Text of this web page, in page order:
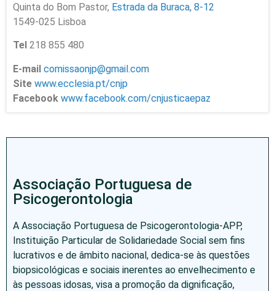
Quinta do Bom Pastor, Estrada da Buraca, 8-12
1549-025 Lisboa
Tel 218 855 480
E-mail comissaonjp@gmail.com
Site www.ecclesia.pt/cnjp
Facebook www.facebook.com/cnjusticaepaz
Associação Portuguesa de
Psicogerontologia
A Associação Portuguesa de Psicogerontologia-APP,
Instituição Particular de Solidariedade Social sem fins
lucrativos e de âmbito nacional, dedica-se às questões
biopsicológicas e sociais inerentes ao envelhecimento e
às pessoas idosas, visa a promoção da dignificação,